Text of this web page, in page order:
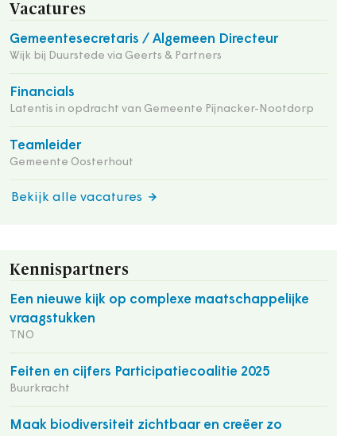
Vacatures
Gemeentesecretaris / Algemeen Directeur
Wijk bij Duurstede via Geerts & Partners
Financials
Latentis in opdracht van Gemeente Pijnacker-Nootdorp
Teamleider
Gemeente Oosterhout
Bekijk alle vacatures
Kennispartners
Een nieuwe kijk op complexe maatschappelijke
vraagstukken
TNO
Feiten en cijfers Participatiecoalitie 2025
Buurkracht
Maak biodiversiteit zichtbaar en creëer zo